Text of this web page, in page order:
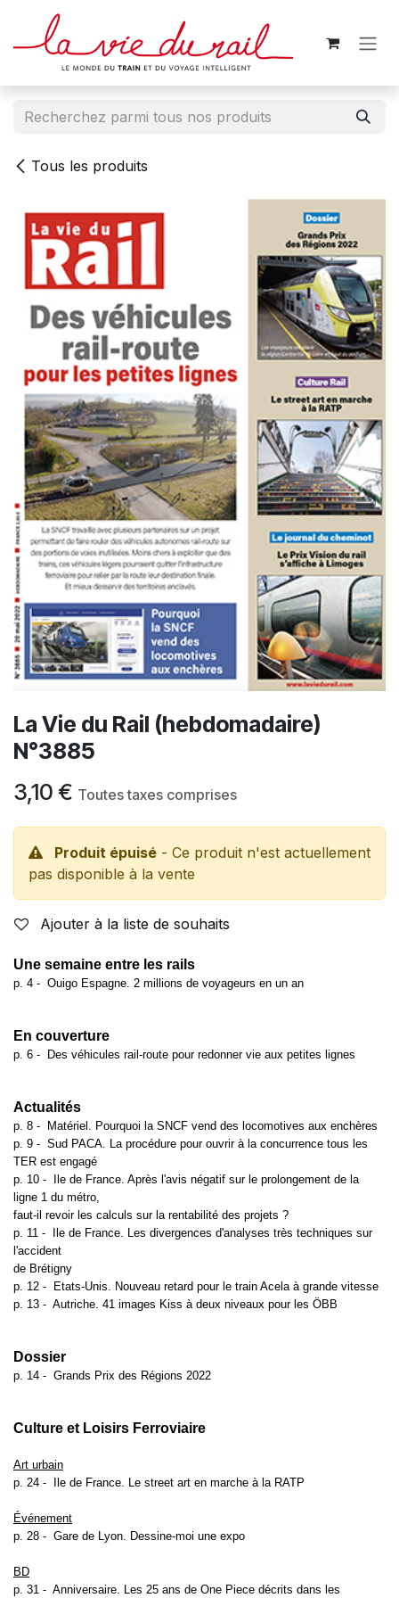
Se rendre au contenu
Tous les produits
La Vie du Rail (hebdomadaire)
N°3885
3,10 € Toutes taxes comprises
Produit épuisé - Ce produit n'est actuellement
pas disponible à la vente
Ajouter à la liste de souhaits
Une semaine entre les rails
p. 4 - Ouigo Espagne. 2 millions de voyageurs en un an
En couverture
p. 6 - Des véhicules rail-route pour redonner vie aux petites lignes
Actualités
p. 8 -
Matériel. Pourquoi la SNCF vend des locomotives aux enchères
p. 9 - Sud PACA. La procédure pour ouvrir à la concurrence tous les
TER est engagé
p. 10 -
Ile de France. Après l'avis négatif sur le prolongement de la
ligne 1 du métro,
faut-il revoir les calculs sur la rentabilité des projets ?
p. 11 -
Ile de France. Les divergences d'analyses très techniques sur
l'accident
de Brétigny
p. 12 -
Etats-Unis. Nouveau retard pour le train Acela à grande vitesse
p. 13 - Autriche. 41 images Kiss à deux niveaux pour les ÖBB
Dossier
p. 14 - Grands Prix des Régions 2022
Culture et Loisirs Ferroviaire
Art urbain
p. 24 -
Ile de France. Le street art en marche à la RATP
Événement
p. 28 - Gare de Lyon. Dessine-moi une expo
BD
p. 31 - Anniversaire. Les 25 ans de One Piece décrits dans les